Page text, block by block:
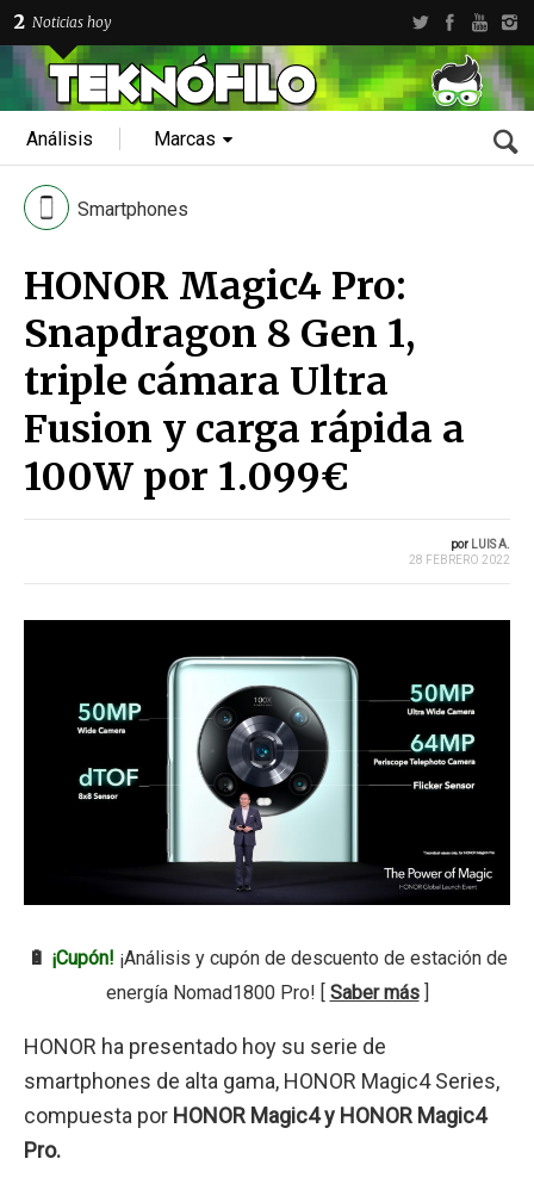
2 Noticias hoy
Análisis Marcas
Smartphones
HONOR Magic4 Pro:
Snapdragon 8 Gen 1,
triple cámara Ultra
Fusion y carga rápida a
100W por 1.099€
por LUIS A.
28 FEBRERO 2022
🔋 ¡Cupón! ¡Análisis y cupón de descuento de estación de
energía Nomad1800 Pro! [ Saber más]
HONOR ha presentado hoy su serie de
smartphones de alta gama, HONOR Magic4 Series,
compuesta por HONOR Magic4 y HONOR Magic4
Pro.